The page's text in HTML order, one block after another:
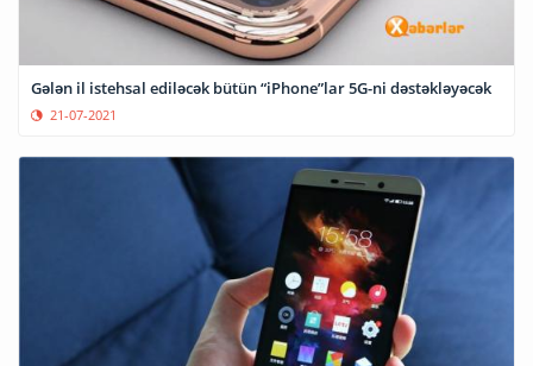
Gələn il istehsal ediləcək bütün “iPhone”lar 5G-ni dəstəkləyəcək
21-07-2021